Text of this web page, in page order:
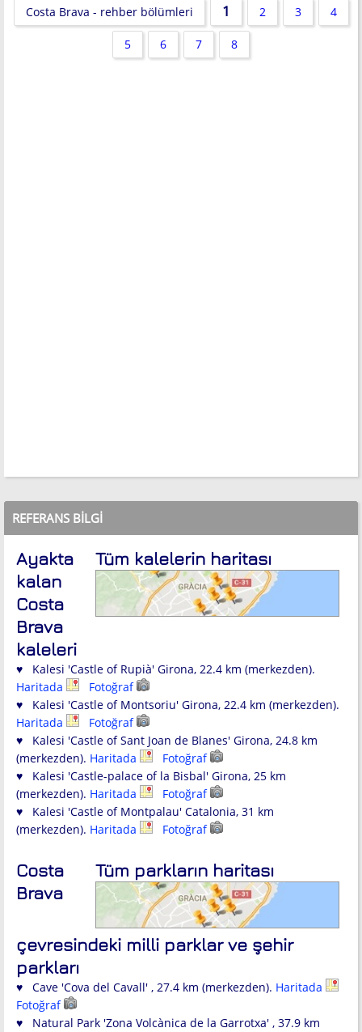
Costa Brava - rehber bölümleri 1 2 3 4
5 6 7 8
REFERANS BILGI
Tüm kalelerin haritası
Ayakta
kalan
Costa
Brava
kaleleri
♥ Kalesi 'Castle of Rupià' Girona, 22.4 km (merkezden).
Haritada
Fotoğraf
♥ Kalesi 'Castle of Montsoriu' Girona, 22.4 km (merkezden).
Haritada
Fotoğraf
♥ Kalesi 'Castle of Sant Joan de Blanes' Girona, 24.8 km
(merkezden). Haritada
Fotoğraf
♥ Kalesi 'Castle-palace of la Bisbal' Girona, 25 km
(merkezden). Haritada
Fotoğraf
♥ Kalesi 'Castle of Montpalau' Catalonia, 31 km
(merkezden). Haritada Fotoğraf
Tüm parkların haritası
Costa
Brava
çevresindeki milli parklar ve şehir
parkları
♥ Cave 'Cova del Cavall' , 27.4 km (merkezden). Haritada
Fotoğraf
♥ Natural Park 'Zona Volcànica de la Garrotxa' , 37.9 km